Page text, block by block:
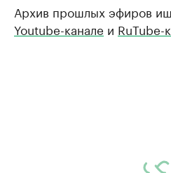
Архив прошлых эфиров
Youtube-канале и RuTube-